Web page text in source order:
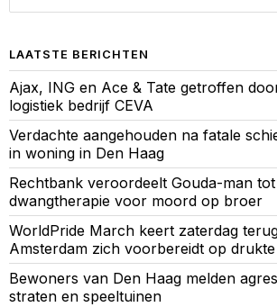
LAATSTE BERICHTEN
Ajax, ING en Ace & Tate getroffen
logistiek bedrijf CEVA
Verdachte aangehouden na fatale
in woning in Den Haag
Rechtbank veroordeelt Gouda-man
dwangtherapie voor moord op broer
WorldPride March keert zaterdag
Amsterdam zich voorbereidt op drukte
Bewoners van Den Haag melden
straten en speeltuinen